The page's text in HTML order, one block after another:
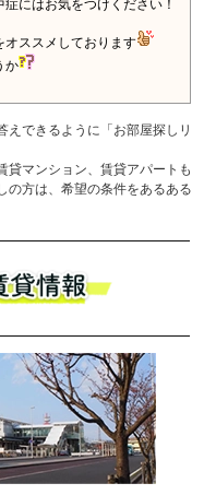
えできるように「お部屋探しリ
貸マンション、賃貸アパートも
の方は、希望の条件をあるある